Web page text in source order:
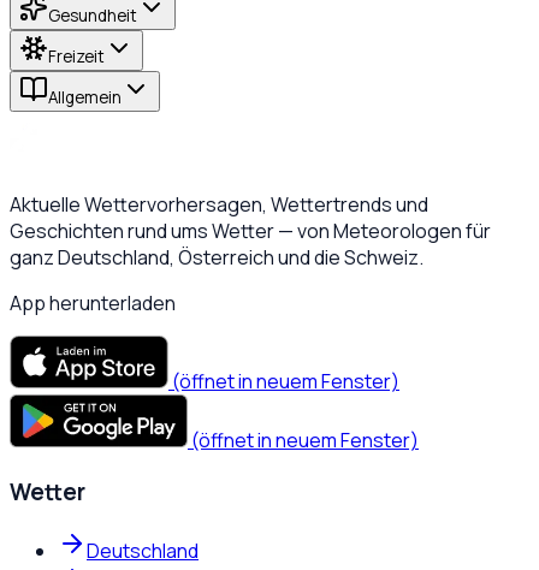
Gesundheit
Freizeit
Allgemein
Aktuelle Wettervorhersagen, Wettertrends und
Geschichten rund ums Wetter — von Meteorologen für
ganz Deutschland, Österreich und die Schweiz.
App herunterladen
(öffnet in neuem Fenster)
(öffnet in neuem Fenster)
Wetter
Deutschland